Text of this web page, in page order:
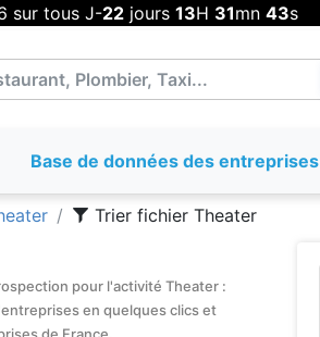
sur tous J-22 jours 13H 31mn 43s
Base de données des entreprises
Trier fichier Theater
pour l'activité Theater :
en quelques clics et